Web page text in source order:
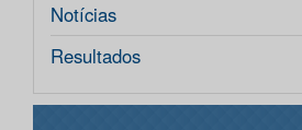
Notícias
Resultados